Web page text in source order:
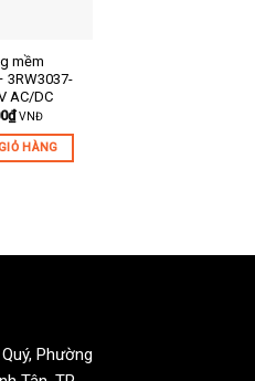
mềm
3RW3037-
AC/DC
₫ VNĐ
HÀNG
Phường